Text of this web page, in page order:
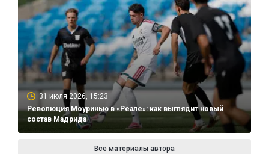
31 июля 2026, 15:23
Революция Моуринью в «Реале»: как выглядит новый
состав Мадрида
Все материалы автора